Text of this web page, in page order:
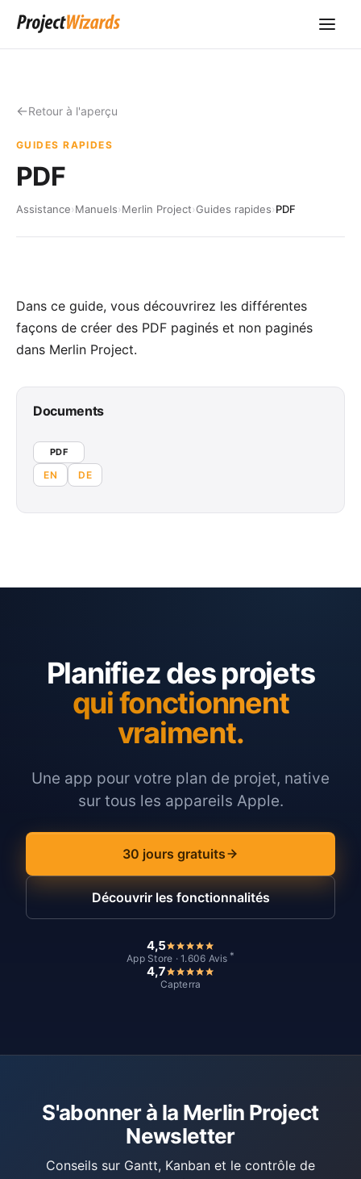
Retour à l'aperçu
GUIDES RAPIDES
PDF
Assistance›Manuels›Merlin Project›Guides rapides›PDF
Dans ce guide, vous découvrirez les différentes
façons de créer des PDF paginés et non paginés
dans Merlin Project.
Documents
PDF
EN DE
Planifiez des projets
qui fonctionnent
vraiment.
Une app pour votre plan de projet, native
sur tous les appareils Apple.
30 jours gratuits
Découvrir les fonctionnalités
4,5
App Store · 1.606 Avis *
4,7
Capterra
S'abonner à la Merlin Project
Newsletter
Conseils sur Gantt, Kanban et le contrôle de